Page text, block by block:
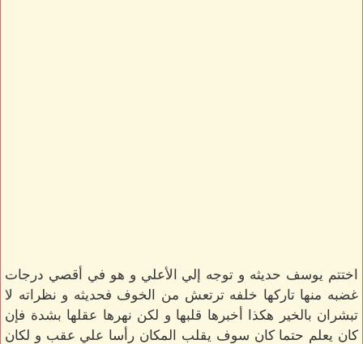
اختتم يوسف حديثه و توجه إلي الأعلي و هو في أقصي درجات
غضبه منها تاركها خلفه ترتعش من الخوف فحديثه و نظراته لا
تبشران بالخير هكذا أخبرها قلبها و لكن نهرها عقلها بشدة فإن
كان يعلم حتما كان سوف يقلب المكان رأسا علي عقب و لكان